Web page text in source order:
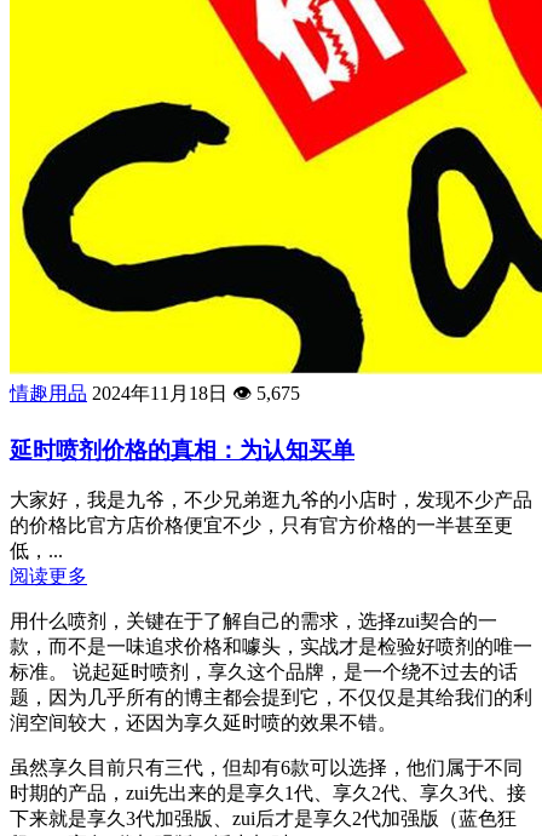
情趣用品 2024年11月18日 👁️ 5,675
延时喷剂价格的真相：为认知买单
大家好，我是九爷，不少兄弟逛九爷的小店时，发现不少产品
的价格比官方店价格便宜不少，只有官方价格的一半甚至更
低，...
阅读更多
用什么喷剂，关键在于了解自己的需求，选择zui契合的一
款，而不是一味追求价格和噱头，实战才是检验好喷剂的唯一
标准。 说起延时喷剂，享久这个品牌，是一个绕不过去的话
题，因为几乎所有的博主都会提到它，不仅仅是其给我们的利
润空间较大，还因为享久延时喷的效果不错。
虽然享久目前只有三代，但却有6款可以选择，他们属于不同
时期的产品，zui先出来的是享久1代、享久2代、享久3代、接
下来就是享久3代加强版、zui后才是享久2代加强版（蓝色狂